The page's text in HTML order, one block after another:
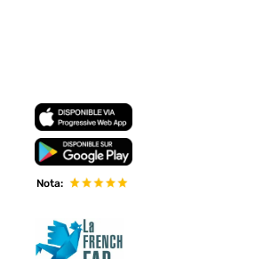
Nota: